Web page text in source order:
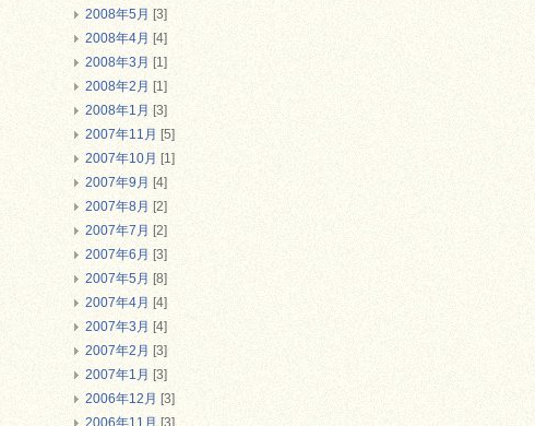
2008年5月 [3]
2008年4月 [4]
2008年3月 [1]
2008年2月 [1]
2008年1月 [3]
2007年11月 [5]
2007年10月 [1]
2007年9月 [4]
2007年8月 [2]
2007年7月 [2]
2007年6月 [3]
2007年5月 [8]
2007年4月 [4]
2007年3月 [4]
2007年2月 [3]
2007年1月 [3]
2006年12月 [3]
2006年11月 [3]